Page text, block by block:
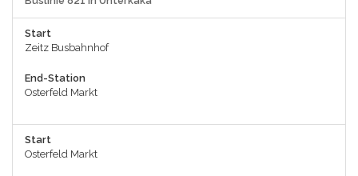
Start
Zeitz Busbahnhof
End-Station
Osterfeld Markt
Start
Osterfeld Markt